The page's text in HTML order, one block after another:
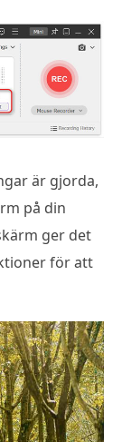
är gjorda,
på din
ger det
för att